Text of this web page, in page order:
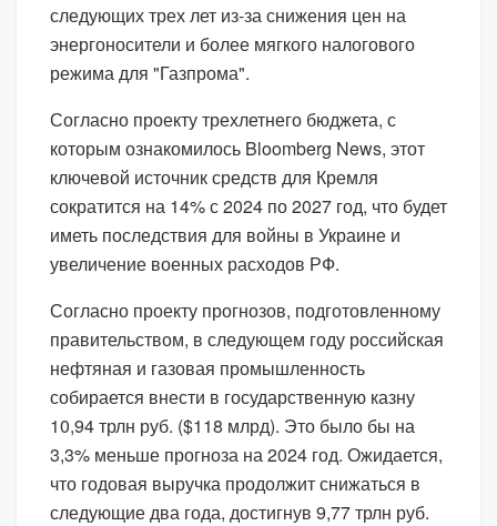
следующих трех лет из-за снижения цен на
энергоносители и более мягкого налогового
режима для "Газпрома".
Согласно проекту трехлетнего бюджета, с
которым ознакомилось Bloomberg News, этот
ключевой источник средств для Кремля
сократится на 14% с 2024 по 2027 год, что будет
иметь последствия для войны в Украине и
увеличение военных расходов РФ.
Согласно проекту прогнозов, подготовленному
правительством, в следующем году российская
нефтяная и газовая промышленность
собирается внести в государственную казну
10,94 трлн руб. ($118 млрд). Это было бы на
3,3% меньше прогноза на 2024 год. Ожидается,
что годовая выручка продолжит снижаться в
следующие два года, достигнув 9,77 трлн руб.